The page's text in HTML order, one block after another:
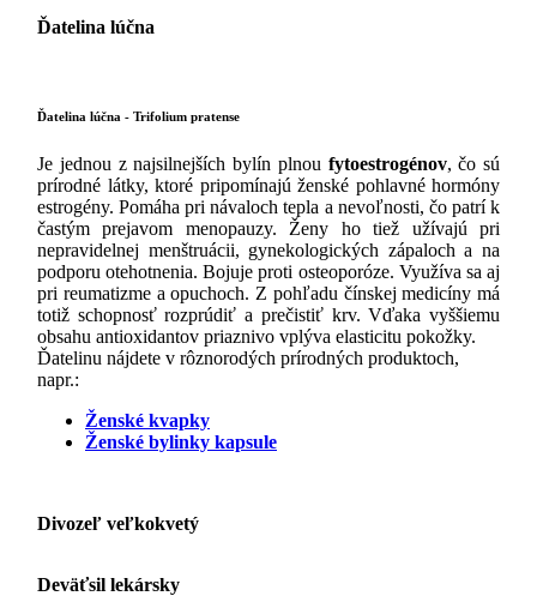
Ďatelina lúčna
Ďatelina lúčna - Trifolium pratense
Je jednou z najsilnejších bylín plnou fytoestrogénov, čo sú
prírodné látky, ktoré pripomínajú ženské pohlavné hormóny
estrogény. Pomáha pri návaloch tepla a nevoľnosti, čo patrí k
častým prejavom menopauzy. Ženy ho tiež užívajú pri
nepravidelnej menštruácii, gynekologických zápaloch a na
podporu otehotnenia. Bojuje proti osteoporóze. Využíva sa aj
pri reumatizme a opuchoch. Z pohľadu čínskej medicíny má
totiž schopnosť rozprúdiť a prečistiť krv. Vďaka vyššiemu
obsahu antioxidantov priaznivo vplýva elasticitu pokožky.
Ďatelinu nájdete v rôznorodých prírodných produktoch,
napr.:
Ženské kvapky
Ženské bylinky kapsule
Divozeľ veľkokvetý
Deväťsil lekársky